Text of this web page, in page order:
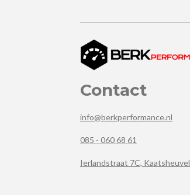
Contact
info@berkperformance.nl
085 - 060 68 61
Ierlandstraat 7C, Kaatsheuvel